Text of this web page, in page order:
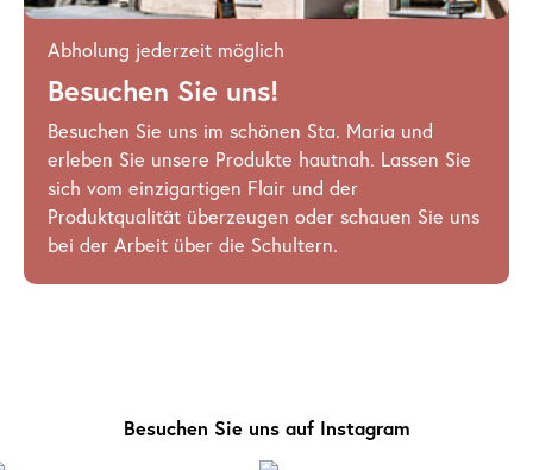
Abholung jederzeit möglich
Besuchen Sie uns!
Besuchen Sie uns im schönen Sta. Maria und
erleben Sie unsere Produkte hautnah. Lassen Sie
sich vom einzigartigen Flair und der
Produktqualität überzeugen oder schauen Sie uns
bei der Arbeit über die Schultern.
Besuchen Sie uns auf Instagram